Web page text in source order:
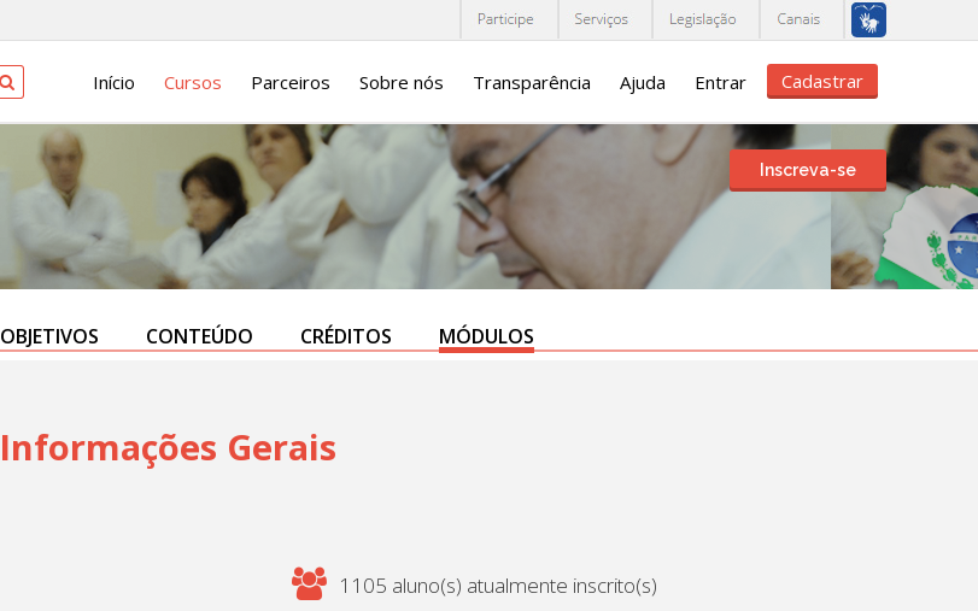
Início Cursos Parceiros Sobre nós Transparência Ajuda Entrar Cadastrar
Inscreva-se
OBJETIVOS CONTEÚDO CRÉDITOS MÓDULOS
Informações Gerais
1105 aluno(s) atualmente inscrito(s)